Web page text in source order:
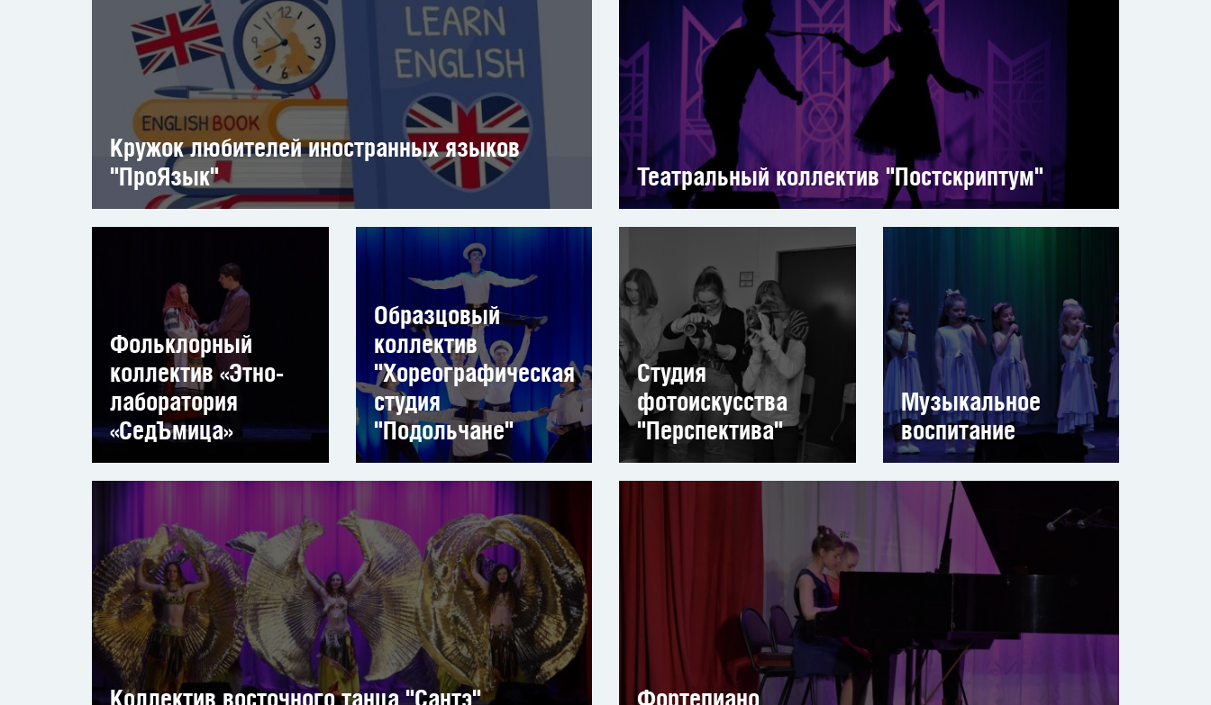
Кружок любителей иностранных языков
"ПроЯзык"
Театральный коллектив "Постскриптум"
Фольклорный
коллектив «Этно-
лаборатория
«СедЪмица»
Образцовый
коллектив
"Хореографическая
студия
"Подольчане"
Студия
фотоискусства
"Перспектива"
Музыкальное
воспитание
Коллектив восточного танца "Сантэ" Фортепиано